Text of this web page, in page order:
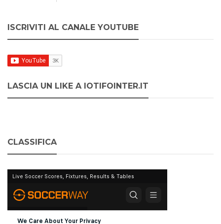
ISCRIVITI AL CANALE YOUTUBE
LASCIA UN LIKE A IOTIFOINTER.IT
CLASSIFICA